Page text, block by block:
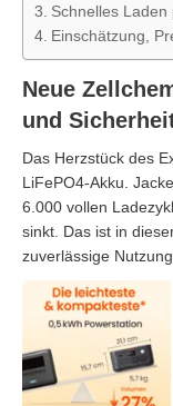
Schnelles
Einschätzung,
Neue
und
Das Herzstück des
LiFePO4-Akku.
6.000 vollen
sinkt. Das ist in
zuverlässige